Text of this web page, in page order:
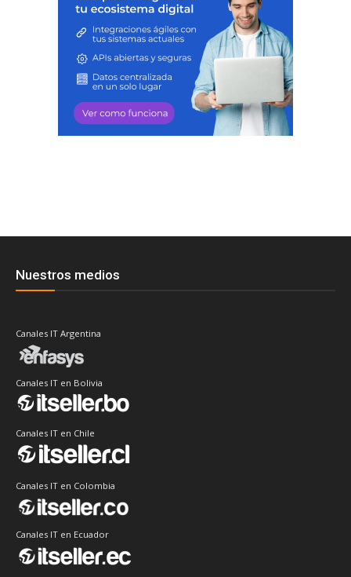
Nuestros medios
Canales IT Argentina
Canales IT en Bolivia
Canales IT en Chile
Canales IT en Colombia
Canales IT en Ecuador